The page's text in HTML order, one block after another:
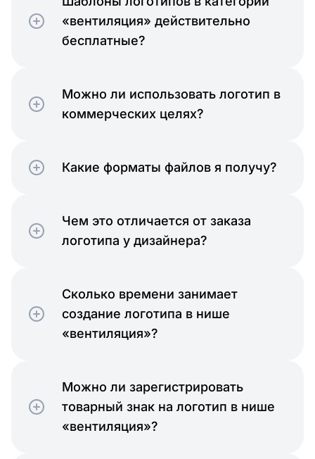
«вентиляция» действительно
бесплатные?
Можно ли использовать логотип в
коммерческих целях?
Какие форматы файлов я получу?
Чем это отличается от заказа
логотипа у дизайнера?
Сколько времени занимает
создание логотипа в нише
«вентиляция»?
Можно ли зарегистрировать
товарный знак на логотип в нише
«вентиляция»?